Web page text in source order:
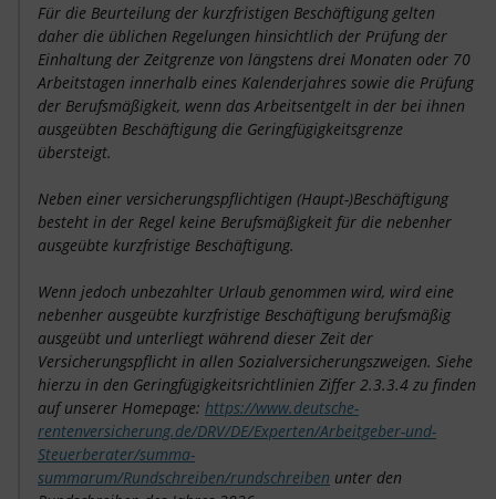
Für die Beurteilung der kurzfristigen Beschäftigung gelten
daher die üblichen Regelungen hinsichtlich der Prüfung der
Einhaltung der Zeitgrenze von längstens drei Monaten oder 70
Arbeitstagen innerhalb eines Kalenderjahres sowie die Prüfung
der Berufsmäßigkeit, wenn das Arbeitsentgelt in der bei ihnen
ausgeübten Beschäftigung die Geringfügigkeitsgrenze
übersteigt.
Neben einer versicherungspflichtigen (Haupt-)Beschäftigung
besteht in der Regel keine Berufsmäßigkeit für die nebenher
ausgeübte kurzfristige Beschäftigung.
Wenn jedoch unbezahlter Urlaub genommen wird, wird eine
nebenher ausgeübte kurzfristige Beschäftigung berufsmäßig
ausgeübt und unterliegt während dieser Zeit der
Versicherungspflicht in allen Sozialversicherungszweigen. Siehe
hierzu in den Geringfügigkeitsrichtlinien Ziffer 2.3.3.4 zu finden
auf unserer Homepage: https://www.deutsche-
rentenversicherung.de/DRV/DE/Experten/Arbeitgeber-und-
Steuerberater/summa-
summarum/Rundschreiben/rundschreiben unter den